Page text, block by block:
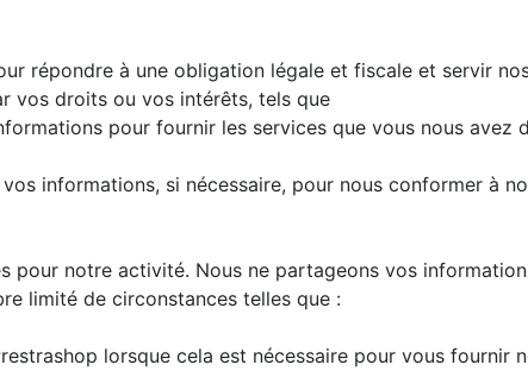
répondre à une obligation légale et fiscale et servir
vos droits ou vos intérêts, tels que
pour fournir les services que vous nous avez
informations, si nécessaire, pour nous conformer à
notre activité. Nous ne partageons vos
limité de circonstances telles que :
lorsque cela est nécessaire pour vous fournir